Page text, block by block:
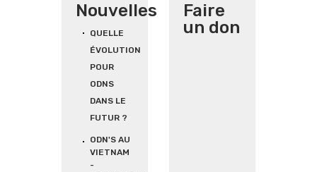
Nouvelles
QUELLE
ÉVOLUTION
POUR
ODNS
DANS LE
FUTUR ?
ODN'S AU
VIETNAM
-
Faire
un don